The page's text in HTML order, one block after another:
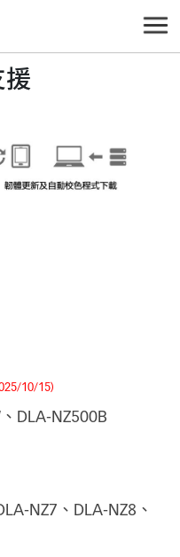
援
10/15)
DLA-NZ500B
NZ7、DLA-NZ8、